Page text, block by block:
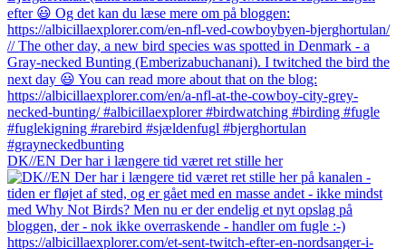
DK//EN Der har i længere tid været ret stille her